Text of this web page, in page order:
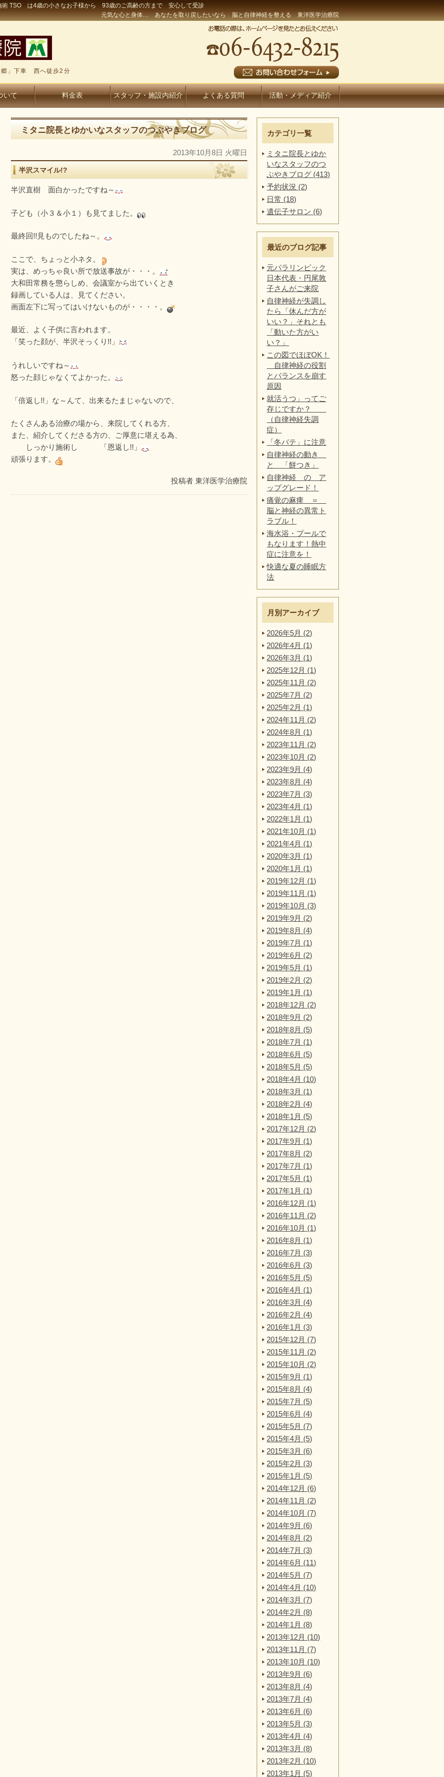
術 TSO は4歳の小さなお子様から 93歳のご高齢の方まで 安心して受診
元気な心と身体… あなたを取り戻したいなら 脳と自律神経を整える 東洋医学治療院
」下車 西へ徒歩2分
いて 料金表 スタッフ・施設内紹介 よくある質問 活動・メディア紹介
ミタニ院長とゆかいなスタッフのつぶやきブログ
2013年10月8日 火曜日
半沢スマイル!?
半沢直樹 面白かったですね～
子ども（小３＆小１）も見てました。
最終回!!見ものでしたね～。
ここで、ちょっと小ネタ。
実は、めっちゃ良い所で放送事故が・・・。
大和田常務を懲らしめ、会議室から出ていくとき
録画している人は、見てください。
画面左下に写ってはいけないものが・・・・。
最近、よく子供に言われます。
「笑った顔が、半沢そっくり!!」
うれしいですね～
怒った顔じゃなくてよかった。
「倍返し!!」な～んて、出来るたまじゃないので、
たくさんある治療の場から、来院してくれる方、
また、紹介してくださる方の、ご厚意に堪える為、
しっかり施術し 「恩返し!!」
頑張ります。
投稿者東洋医学治療院
カテゴリ一覧
ミタニ院長とゆか
いなスタッフのつ
ぶやきブログ (413)
予約状況 (2)
日常 (18)
遺伝子サロン (6)
最近のブログ記事
元パラリンピック
日本代表・円尾敦
子さんがご来院
自律神経が失調し
たら「休んだ方が
いい？」それとも
「動いた方がい
い？」
この図でほぼOK！
自律神経の役割
とバランスを崩す
原因
就活うつ」ってご
存じですか？
（自律神経失調
症）
「冬バテ」に注意
自律神経の動き
と 「餅つき」
自律神経 の ア
ップグレード！
痛覚の麻痺 ＝
脳と神経の異常ト
ラブル！
海水浴・プールで
もなります！熱中
症に注意を！
快適な夏の睡眠方
法
月別アーカイブ
2026年5月 (2)
2026年4月 (1)
2026年3月 (1)
2025年12月 (1)
2025年11月 (2)
2025年7月 (2)
2025年2月 (1)
2024年11月 (2)
2024年8月 (1)
2023年11月 (2)
2023年10月 (2)
2023年9月 (4)
2023年8月 (4)
2023年7月 (3)
2023年4月 (1)
2022年1月 (1)
2021年10月 (1)
2021年4月 (1)
2020年3月 (1)
2020年1月 (1)
2019年12月 (1)
2019年11月 (1)
2019年10月 (3)
2019年9月 (2)
2019年8月 (4)
2019年7月 (1)
2019年6月 (2)
2019年5月 (1)
2019年2月 (2)
2019年1月 (1)
2018年12月 (2)
2018年9月 (2)
2018年8月 (5)
2018年7月 (1)
2018年6月 (5)
2018年5月 (5)
2018年4月 (10)
2018年3月 (1)
2018年2月 (4)
2018年1月 (5)
2017年12月 (2)
2017年9月 (1)
2017年8月 (2)
2017年7月 (1)
2017年5月 (1)
2017年1月 (1)
2016年12月 (1)
2016年11月 (2)
2016年10月 (1)
2016年8月 (1)
2016年7月 (3)
2016年6月 (3)
2016年5月 (5)
2016年4月 (1)
2016年3月 (4)
2016年2月 (4)
2016年1月 (3)
2015年12月 (7)
2015年11月 (2)
2015年10月 (2)
2015年9月 (1)
2015年8月 (4)
2015年7月 (5)
2015年6月 (4)
2015年5月 (7)
2015年4月 (5)
2015年3月 (6)
2015年2月 (3)
2015年1月 (5)
2014年12月 (6)
2014年11月 (2)
2014年10月 (7)
2014年9月 (6)
2014年8月 (2)
2014年7月 (3)
2014年6月 (11)
2014年5月 (7)
2014年4月 (10)
2014年3月 (7)
2014年2月 (8)
2014年1月 (8)
2013年12月 (10)
2013年11月 (7)
2013年10月 (10)
2013年9月 (6)
2013年8月 (4)
2013年7月 (4)
2013年6月 (6)
2013年5月 (3)
2013年4月 (4)
2013年3月 (8)
2013年2月 (10)
2013年1月 (5)